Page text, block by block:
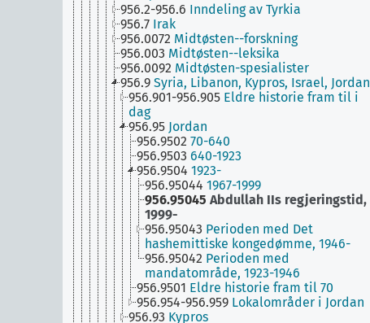
956.2-956.6 Inndeling av Tyrkia
956.7 Irak
956.0072 Midtøsten--forskning
956.003 Midtøsten--leksika
956.0092 Midtøsten-spesialister
956.9 Syria, Libanon, Kypros, Israel, Jordan
956.901-956.905 Eldre historie fram til i
dag
956.95 Jordan
956.9502 70-640
956.9503 640-1923
956.9504 1923-
956.95044 1967-1999
956.95045 Abdullah IIs regjeringstid,
1999-
956.95043 Perioden med Det
hashemittiske kongedømme, 1946-
956.95042 Perioden med
mandatområde, 1923-1946
956.9501 Eldre historie fram til 70
956.954-956.959 Lokalområder i Jordan
956.93 Kypros